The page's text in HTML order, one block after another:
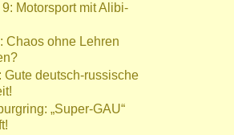
Motorsport mit Alibi-
Chaos ohne Lehren
Gute deutsch-russische
„Super-GAU“